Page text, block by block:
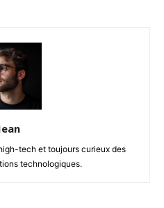
tech et toujours curieux des
technologiques.